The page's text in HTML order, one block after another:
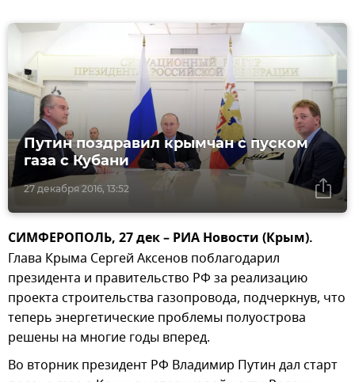
27 декабря 2016, 13:52
Путин поздравил крымчан с пуском
газа с Кубани
СИМФЕРОПОЛЬ, 27 дек – РИА Новости (Крым).
Глава Крыма Сергей Аксенов поблагодарил
президента и правительство РФ за реализацию
проекта строительства газопровода, подчеркнув, что
теперь энергетические проблемы полуострова
решены на многие годы вперед.
Во вторник президент РФ Владимир Путин дал старт